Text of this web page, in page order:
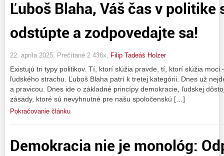
Ľuboš Blaha, Váš čas v
odstúpte a zodpovedajte sa!
22. apríla 2025, Prečítané 2 436x, Filip Tadeáš Holzer
Existujú tri typy politikov. Tí, ktorí slúžia pravde, tí, ktorí slúžia
ľudského strachu. Ľuboš Blaha patrí k tretej kategórii. Dnes už
a pravicou. Dnes ide o základné princípy demokracie, ľudskej
zásady, ktoré sú nevyhnutné pre našu spoločenskú […]
Pokračovanie článku
Demokracia nie je monológ: